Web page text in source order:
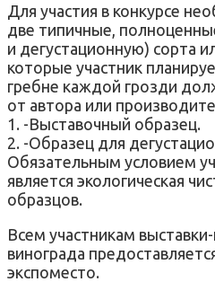
Для участия в конкурсе
две типичные,
и дегустационную) сорта
которые участник
гребне каждой грозди
от автора или
1. -Выставочный образец.
2. -Образец для
Обязательным условием
является экологическая
образцов.
Всем участникам
винограда
экспоместо.